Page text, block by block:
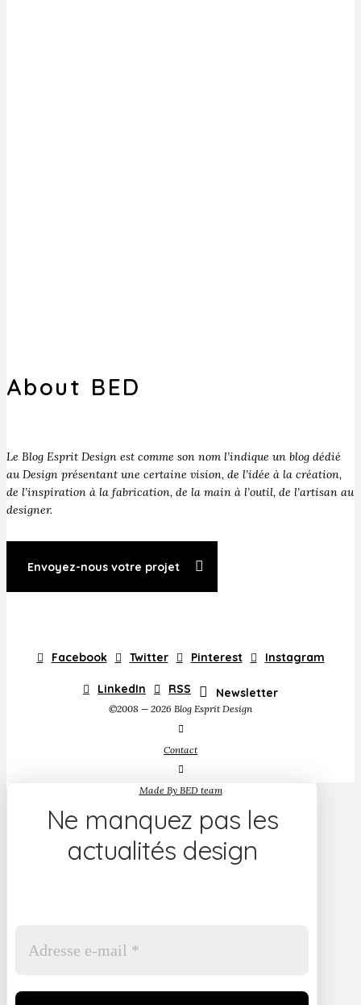
About BED
Le Blog Esprit Design est comme son nom l’indique un blog dédié
au Design présentant une certaine vision, de l’idée à la création,
de l’inspiration à la fabrication, de la main à l’outil, de l’artisan au
designer.
Envoyez-nous votre projet
Facebook Twitter Pinterest Instagram
LinkedIn RSS Newsletter
©2008 — 2026 Blog Esprit Design
Contact
Made By BED team
Ne manquez pas les
actualités design